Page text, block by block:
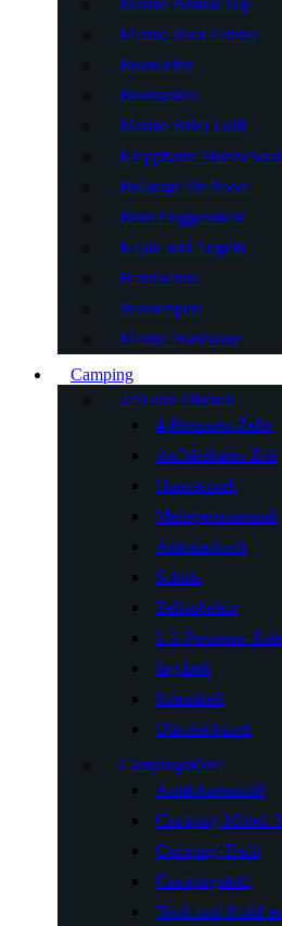
Marine Boat Fender
Bootsleiter
Bootsanker
Marine BBQ Grill
Klappbarer
Bullauge für Boote
Boot Flaggenmast
Kajak und Angeln
Handwinde
Wassersport
Marine Hardware
Camping
Zelt und Obdach
4-Personen-Zelte
Aufblasbares Zelt
Haustierzelt
Mehrpersonenzelt
Autodachzelt
Schutz
Zeltzubehör
2-3-Personen-
Jagdzelt
Strandzelt
Ultraleichtzelt
Campingmöbel
Armlehnenstuhl
Camping-Möbel-
Camping-Tisch
Campingstuhl
Tisch und Stuhl